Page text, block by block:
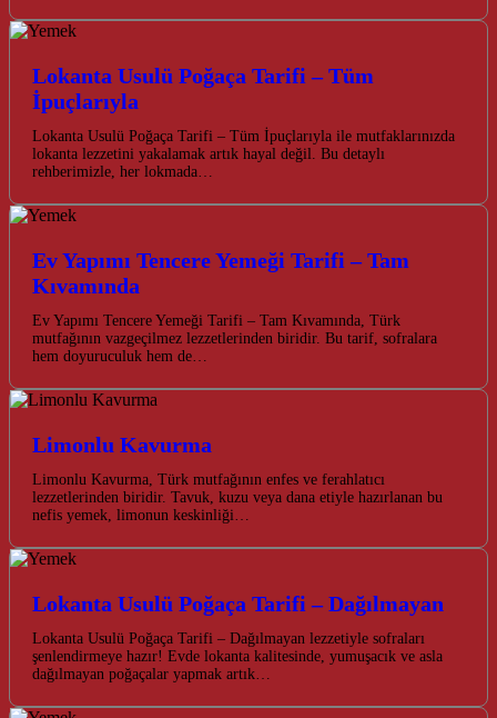
Lokanta Usulü Poğaça Tarifi – Tüm
İpuçlarıyla
Lokanta Usulü Poğaça Tarifi – Tüm İpuçlarıyla ile mutfaklarınızda
lokanta lezzetini yakalamak artık hayal değil. Bu detaylı
rehberimizle, her lokmada…
Ev Yapımı Tencere Yemeği Tarifi – Tam
Kıvamında
Ev Yapımı Tencere Yemeği Tarifi – Tam Kıvamında, Türk
mutfağının vazgeçilmez lezzetlerinden biridir. Bu tarif, sofralara
hem doyuruculuk hem de…
Limonlu Kavurma
Limonlu Kavurma, Türk mutfağının enfes ve ferahlatıcı
lezzetlerinden biridir. Tavuk, kuzu veya dana etiyle hazırlanan bu
nefis yemek, limonun keskinliği…
Lokanta Usulü Poğaça Tarifi – Dağılmayan
Lokanta Usulü Poğaça Tarifi – Dağılmayan lezzetiyle sofraları
şenlendirmeye hazır! Evde lokanta kalitesinde, yumuşacık ve asla
dağılmayan poğaçalar yapmak artık…